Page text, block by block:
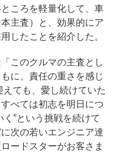
ころを軽量化して、車
主査）と、効果的にア
したことを紹介した。
このクルマの主査とし
に、責任の重さを感じ
ても、愛し続けていた
べては初志を明日につ
”という挑戦を続けて
次の若いエンジニア達
ードスターがお客さま